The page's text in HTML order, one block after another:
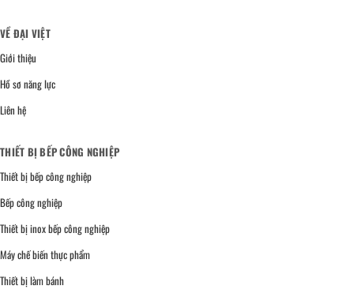
VỀ ĐẠI VIỆT
Giới thiệu
Hồ sơ năng lực
Liên hệ
THIẾT BỊ BẾP CÔNG NGHIỆP
Thiết bị bếp công nghiệp
Bếp công nghiệp
Thiết bị inox bếp công nghiệp
Máy chế biến thực phẩm
Thiết bị làm bánh